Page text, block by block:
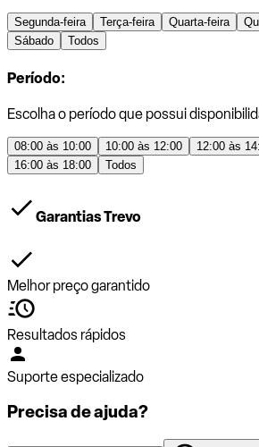
Segunda-feira Terça-feira Quarta-feira
Sábado
Todos
Período:
Escolha o período que possui
08:00 às 10:00 10:00 às 12:00 12:00 às
16:00 às 18:00
Todos
Garantias Trevo
Melhor preço garantido
Resultados rápidos
Suporte especializado
Precisa de ajuda?